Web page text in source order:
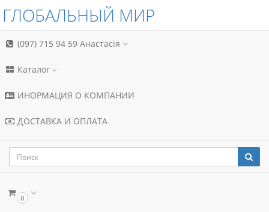
ГЛОБАЛЬНЫЙ МИР
(097) 715 94 59 Анастасія
Каталог
ИНОРМАЦИЯ О КОМПАНИИ
ДОСТАВКА И ОПЛАТА
0